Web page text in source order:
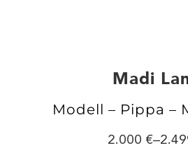
Madi
Modell – Pippa –
2.000 –